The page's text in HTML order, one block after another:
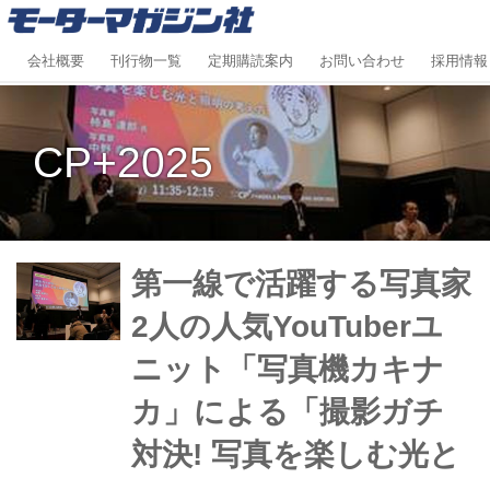
会社概要 刊行物一覧 定期購読案内 お問い合わせ 採用情報
CP+2025
第一線で活躍する写真家
2人の人気YouTuberユ
ニット「写真機カキナ
カ」による「撮影ガチ
対決! 写真を楽しむ光と